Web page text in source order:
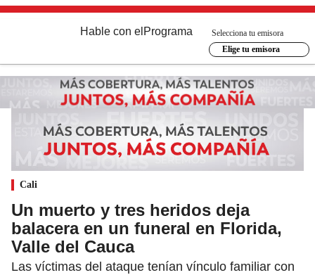
Hable con el Programa
Selecciona tu emisora
Elige tu emisora
Cali
Un muerto y tres heridos deja
balacera en un funeral en Florida,
Valle del Cauca
Las víctimas del ataque tenían vínculo familiar con